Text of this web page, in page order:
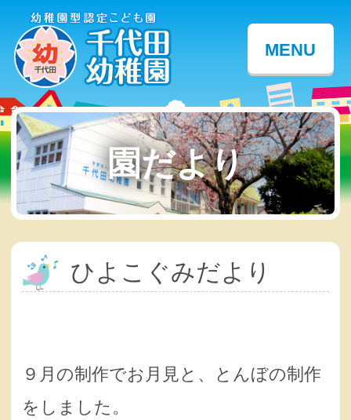
MENU
園だより
ひよこぐみだより
９月の制作でお月見と、とんぼの制作
をしました。